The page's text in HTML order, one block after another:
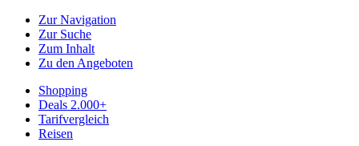
Zur Navigation
Zur Suche
Zum Inhalt
Zu den Angeboten
Shopping
Deals 2.000+
Tarifvergleich
Reisen